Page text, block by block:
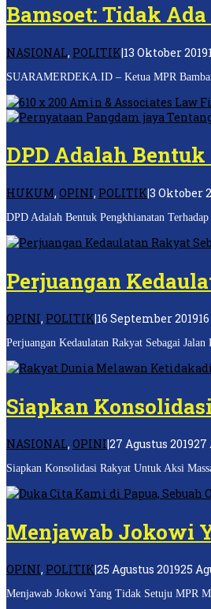
Bamsoet: Tidak
NASIONAL, POLITIK|13 Oktober 2019
SUARAMERDEKA.ID – Ketua MPR
DPD Adalah
HUKUM, OPINI, POLITIK|3 Oktober
DPD Adalah Bentuk Pengkhianatan
Perjuangan
OPINI, POLITIK|16 September 2019
Perjuangan Kedaulatan Rakyat Sebagai
Siapkan
NASIONAL, OPINI|27 Agustus 201927
Siapkan Konsolidasi Rakyat Untuk Aksi
Menjawab Jokowi
OPINI, POLITIK|25 Agustus 201925
Menjawab Jokowi Yang Tidak Setuju MPR